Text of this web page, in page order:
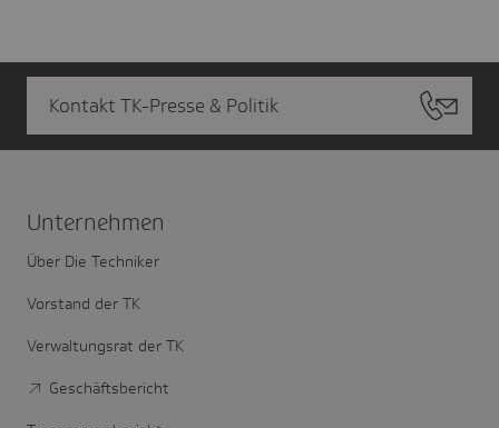
Kontakt TK-Presse & Politik
Unter­nehmen
Über Die Techniker
Vorstand der TK
Verwaltungsrat der TK
Geschäftsbericht